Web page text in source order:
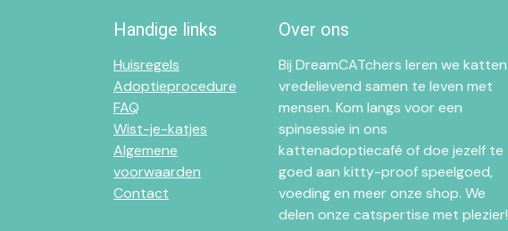
Handige links
Huisregels
Adoptieprocedure
FAQ
Wist-je-katjes
Algemene
voorwaarden
Contact
Over ons
Bij DreamCATchers leren we katten
vredelievend samen te leven met
mensen. Kom langs voor een
spinsessie in ons
kattenadoptiecafé of doe jezelf te
goed aan kitty-proof speelgoed,
voeding en meer onze shop. We
delen onze catspertise met plezier!